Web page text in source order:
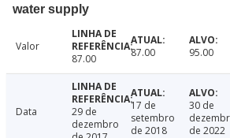
water supply
Valor
87.00
87.00 95.00
Data
29 de
dezembro
17 de
setembro
de 2018
30 de
de 2022